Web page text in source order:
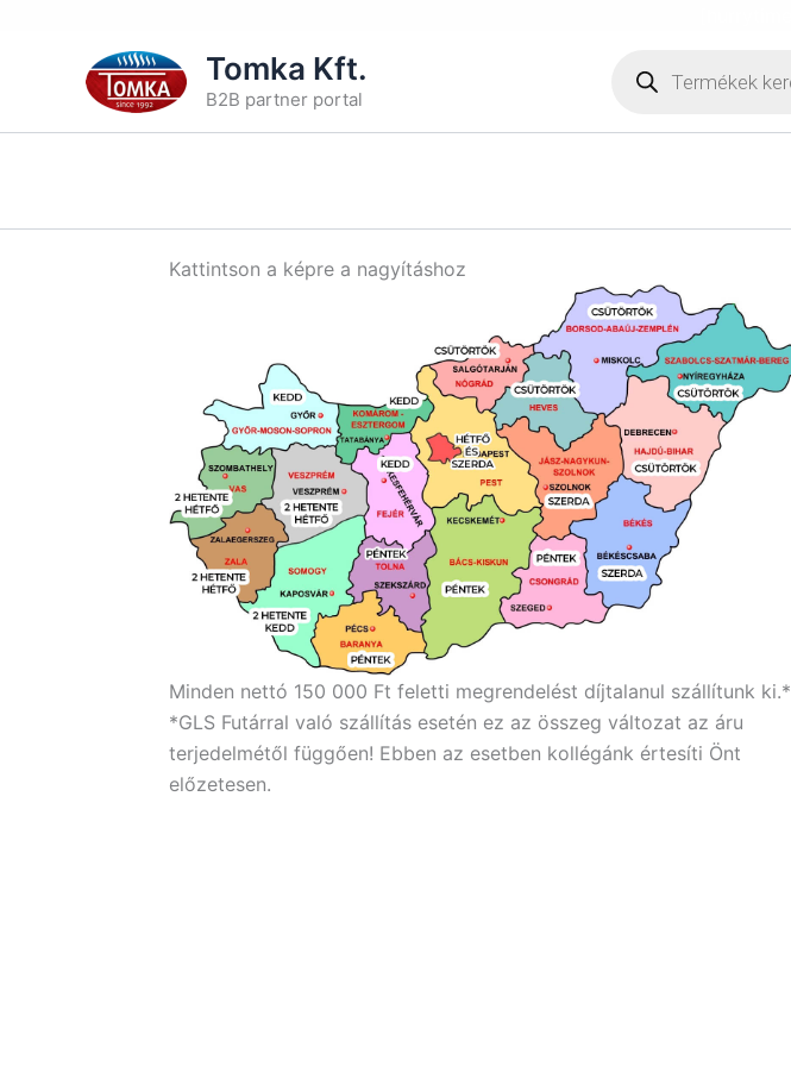
Tomka Kft.
B2B partner portal
search
Kattintson a képre a nagyításhoz
Minden nettó 150 000 Ft feletti megrendelést díjtalanul szállítunk ki.*
*GLS Futárral való szállítás esetén ez az összeg változat az áru
terjedelmétől függően! Ebben az esetben kollégánk értesíti Önt
előzetesen.